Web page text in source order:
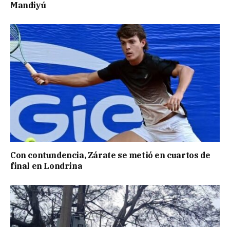
Mandiyú
Con contundencia, Zárate se metió en cuartos de
final en Londrina